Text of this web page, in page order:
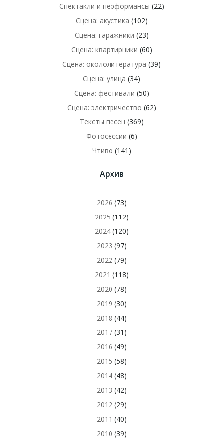
Спектакли и перформансы (22)
Сцена: акустика (102)
Сцена: гаражники (23)
Сцена: квартирники (60)
Сцена: окололитература (39)
Сцена: улица (34)
Сцена: фестивали (50)
Сцена: электричество (62)
Тексты песен (369)
Фотосессии (6)
Чтиво (141)
Архив
2026 (73)
2025 (112)
2024(120)
2023 (97)
2022(79)
2021 (118)
2020 (78)
2019 (30)
2018 (44)
2017(31)
2016 (49)
2015 (58)
2014(48)
2013 (42)
2012(29)
2011 (40)
2010 (39)